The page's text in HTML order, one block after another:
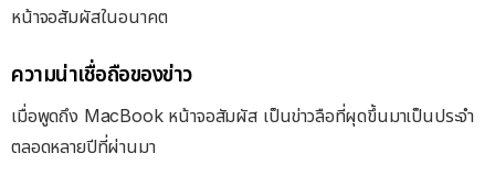
หน้าจอสัมผัสในอนาคต
ความน่าเชื่อถือของข่าว
เมื่อพูดถึง MacBook หน้าจอสัมผัส เป็นข่าวลือที่ผุดขึ้นมาเป็นประจำ
ตลอดหลายปีที่ผ่านมา